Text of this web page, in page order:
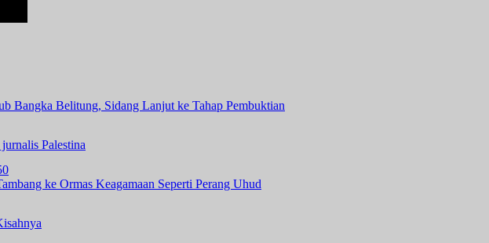
Bangka Belitung, Sidang Lanjut ke Tahap Pembuktian
Palestina
ke Ormas Keagamaan Seperti Perang Uhud